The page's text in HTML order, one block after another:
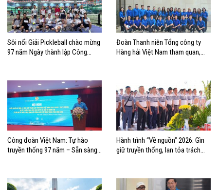
Sôi nổi Giải Pickleball chào mừng
97 năm Ngày thành lập Công
Đoàn Thanh niên Tổng công ty
Hàng hải Việt Nam tham quan,
Công đoàn Việt Nam: Tự hào
truyền thống 97 năm – Sẵn sàng
Hành trình “Về nguồn” 2026: Gìn
giữ truyền thống, lan tỏa trách